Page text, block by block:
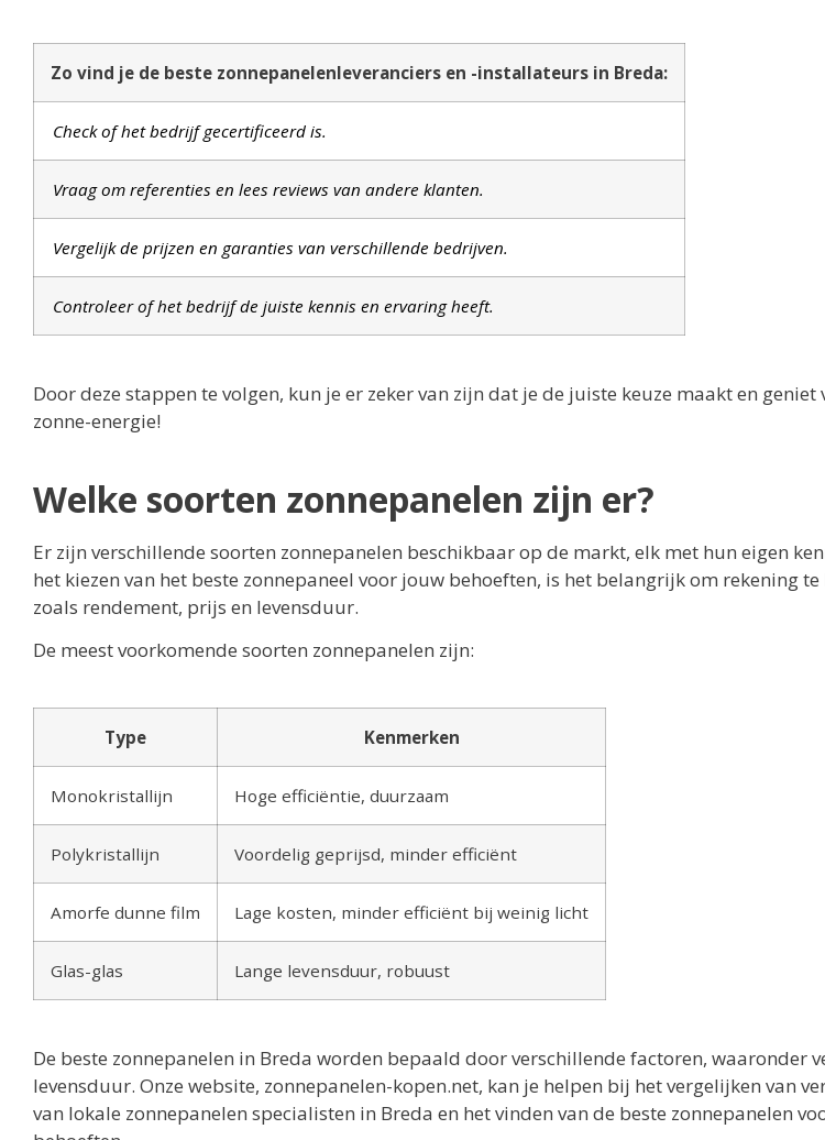
Zo vind je de beste zonnepanelenleveranciers en -installateurs in Breda:
Check of het bedrijf gecertificeerd is.
Vraag om referenties en lees reviews van andere klanten.
Vergelijk de prijzen en garanties van verschillende bedrijven.
Controleer of het bedrijf de juiste kennis en ervaring heeft.
Door deze stappen te volgen, kun je er zeker van zijn dat je de juiste keuze maakt en geniet
zonne-energie!
Welke soorten zonnepanelen zijn er?
Er zijn verschillende soorten zonnepanelen beschikbaar op de markt, elk met hun eigen
het kiezen van het beste zonnepaneel voor jouw behoeften, is het belangrijk om rekening
zoals rendement, prijs en levensduur.
De meest voorkomende soorten zonnepanelen zijn:
Type Kenmerken
Monokristallijn Hoge efficiëntie, duurzaam
Polykristallijn Voordelig geprijsd, minder efficiënt
Amorfe dunne film Lage kosten, minder efficiënt bij weinig licht
Glas-glas Lange levensduur, robuust
De beste zonnepanelen in Breda worden bepaald door verschillende factoren, waaronder
levensduur. Onze website, zonnepanelen-kopen.net, kan je helpen bij het vergelijken van
van lokale zonnepanelen specialisten in Breda en het vinden van de beste zonnepanelen